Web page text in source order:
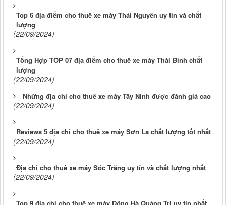
Top 6 địa điểm cho thuê xe máy Thái Nguyên uy tín và chất
lượng
(22/09/2024)
Tổng Hợp TOP 07 địa điểm cho thuê xe máy Thái Bình chất
lượng
(22/09/2024)
Những địa chỉ cho thuê xe máy Tây Ninh được đánh giá cao
(22/09/2024)
Reviews 5 địa chỉ cho thuê xe máy Sơn La chất lượng tốt nhất
(22/09/2024)
Địa chỉ cho thuê xe máy Sóc Trăng uy tín và chất lượng nhất
(22/09/2024)